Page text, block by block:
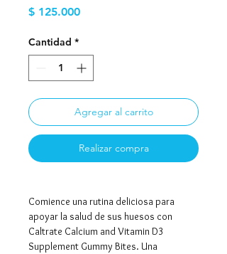
$ 125.000Precio
Cantidad *
Agregar al carrito
Realizar compra
Comience una rutina deliciosa para
apoyar la salud de sus huesos con
Caltrate Calcium and Vitamin D3
Supplement Gummy Bites. Una